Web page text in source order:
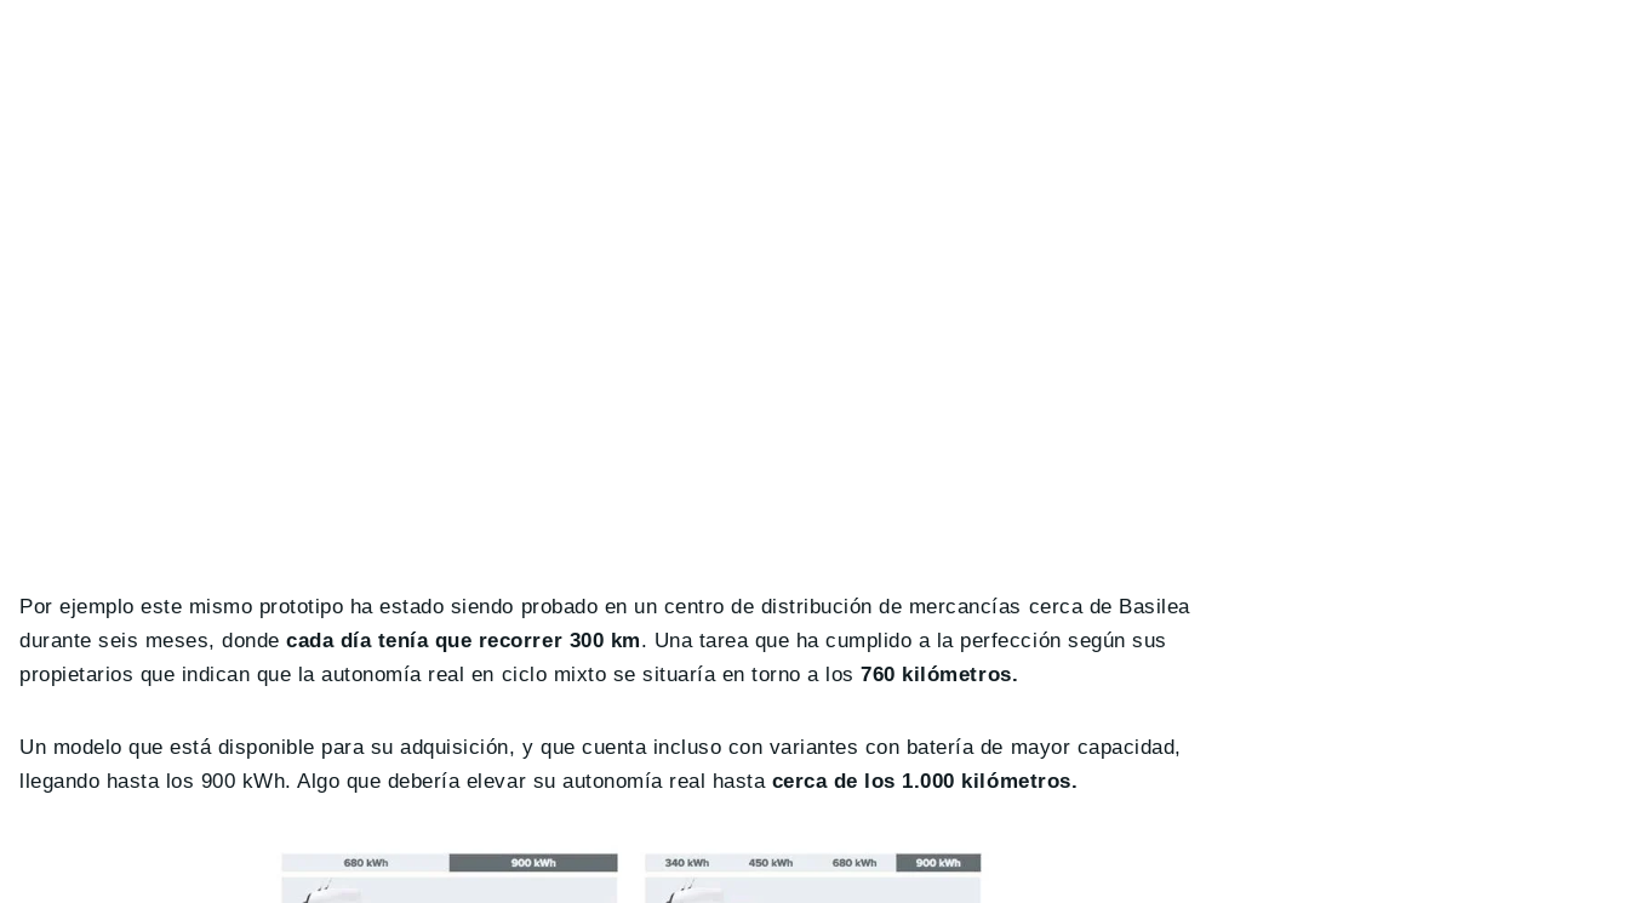
Por ejemplo este mismo prototipo ha estado siendo probado en un centro de distribución de mercancías cerca de Basilea
durante seis meses, donde cada día tenía que recorrer 300 km. Una tarea que ha cumplido a la perfección según sus
propietarios que indican que la autonomía real en ciclo mixto se situaría en torno a los760 kilómetros.
Un modelo que está disponible para su adquisición, y que cuenta incluso con variantes con batería de mayor capacidad,
llegando hasta los 900 kWh. Algo que debería elevar su autonomía real hastacerca de los 1.000 kilómetros.